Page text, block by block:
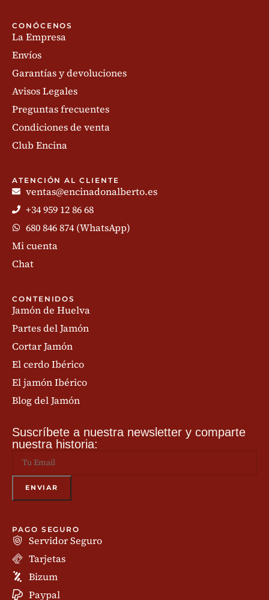
CONÓCENOS
La Empresa
Envíos
Garantías y devoluciones
Avisos Legales
Preguntas frecuentes
Condiciones de venta
Club Encina
ATENCIÓN AL CLIENTE
ventas@encinadonalberto.es
+34 959 12 86 68
680 846 874 (WhatsApp)
Mi cuenta
Chat
CONTENIDOS
Jamón de Huelva
Partes del Jamón
Cortar Jamón
El cerdo Ibérico
El jamón Ibérico
Blog del Jamón
Suscríbete a nuestra newsletter y comparte
nuestra historia:
PAGO SEGURO
Servidor Seguro
Tarjetas
Bizum
Paypal